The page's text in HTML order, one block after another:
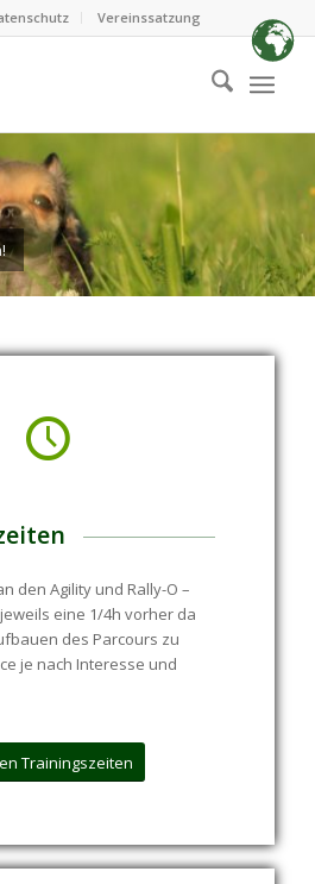
Vereinssatzung
den Agility und Rally-O –
eine 1/4h vorher da
des Parcours zu
je nach Interesse und
Trainingszeiten